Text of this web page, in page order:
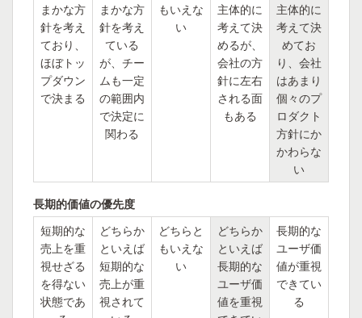
まかな方
針を考え
ており、
ほぼトッ
プダウン
で決まる
まかな方
針を考え
ている
が、チー
ムも一定
の範囲内
で決定に
関わる
もいえな
い
主体的に
考えて決
めるが、
会社の方
針に左右
される面
もある
主体的に
考えて決
めてお
り、会社
はあまり
個々のプ
ロダクト
方針にか
かわらな
い
長期的価値の優先度
短期的な
売上を重
視せざる
を得ない
状態であ
どちらか
といえば
短期的な
売上が重
視されて
どちらと
もいえな
い
どちらか
といえば
長期的な
ユーザ価
値を重視
長期的な
ユーザ価
値が重視
できてい
る